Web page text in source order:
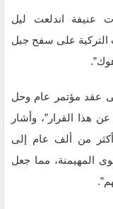
عنيفة اندلعت ليل
على سفح جبل
عقد مؤتمر عام وحل
هذا القرار”، وأشار
أكثر من ألف عام إلى
المهيمنة، مما جعل